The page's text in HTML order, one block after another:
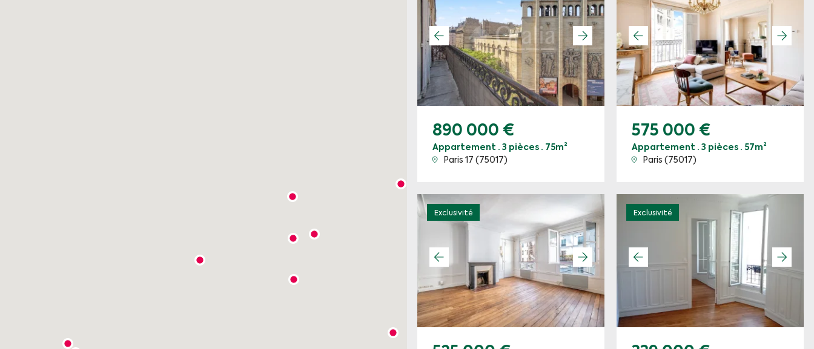
890 000 €
Appartement · 3 pièces · 75m²
Paris 17 (75017)
575 000 €
Appartement · 3 pièces · 57m²
Paris (75017)
Exclusivité Exclusivité